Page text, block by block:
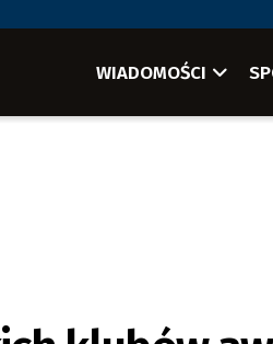
WIADOMOŚCI